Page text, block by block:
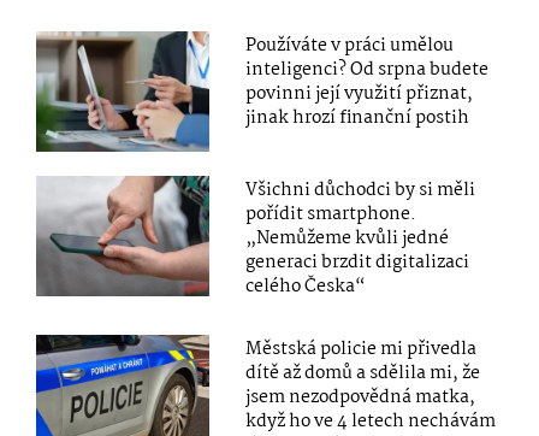
Používáte v práci umělou
inteligenci? Od srpna budete
povinni její využití přiznat,
jinak hrozí finanční postih
Všichni důchodci by si měli
pořídit smartphone.
„Nemůžeme kvůli jedné
generaci brzdit digitalizaci
celého Česka“
Městská policie mi přivedla
dítě až domů a sdělila mi, že
jsem nezodpovědná matka,
když ho ve 4 letech nechávám